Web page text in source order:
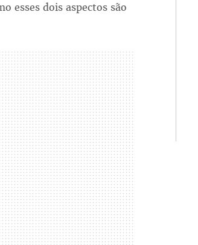
esses dois aspectos são